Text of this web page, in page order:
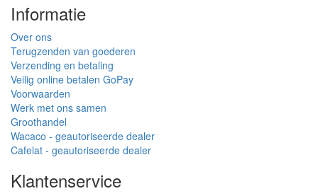
Informatie
Over ons
Terugzenden van goederen
Verzending en betaling
Veilig online betalen GoPay
Voorwaarden
Werk met ons samen
Groothandel
Wacaco - geautoriseerde dealer
Cafelat - geautoriseerde dealer
Klantenservice